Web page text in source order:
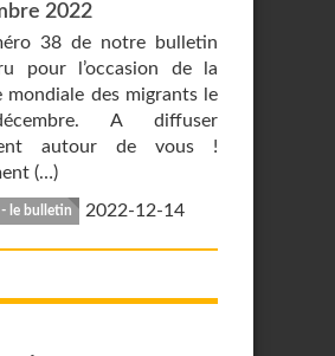
2022
38 de notre bulletin
pour l’occasion de la
mondiale des migrants le
A diffuser
autour de vous !
(…)
- le bulletin 2022-12-14